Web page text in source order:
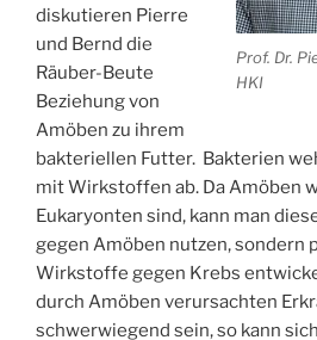
Prof. Dr.
HKI
diskutieren Pierre
und Bernd die
Räuber-Beute
Beziehung von
Amöben zu ihrem
bakteriellen Futter. Bakterien
mit Wirkstoffen ab. Da Amöben
Eukaryonten sind, kann man
gegen Amöben nutzen, sondern
Wirkstoffe gegen Krebs
durch Amöben verursachten
schwerwiegend sein, so kann